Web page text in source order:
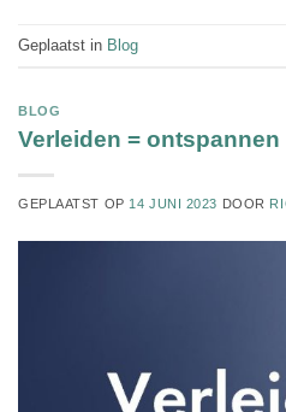
Geplaatst in Blog
BLOG
Verleiden = ontspannen
GEPLAATST OP 14 JUNI 2023 DOOR